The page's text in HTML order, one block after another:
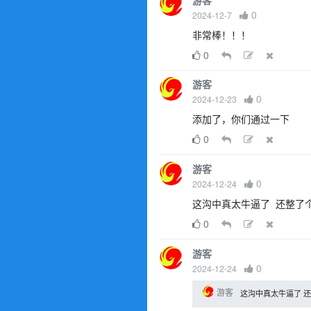
2024-12-7 0
非常棒！！！
0
游客
2024-12-23 0
添加了，你们通过一下
0
游客
2024-12-24 0
这沟中真太牛逼了 还整了
0
游客
2024-12-24 0
游客 这沟中真太牛逼了